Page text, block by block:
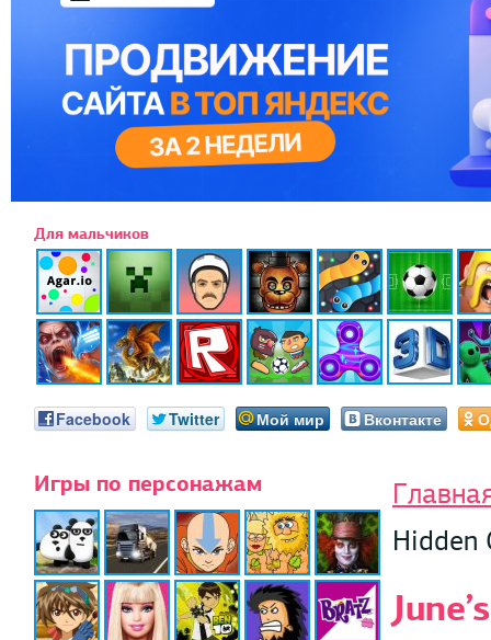
Для мальчиков
Facebook Twitter Мой мир Вконтакте
Игры по персонажам
Hidden